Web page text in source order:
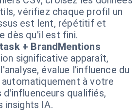
vérifiez chaque profil un
est lent, répétitif et
dès qu'il est fini.
+ BrandMentions
significative apparaît,
évalue l'influence du
à votre
d'influenceurs qualifiés,
insights IA.